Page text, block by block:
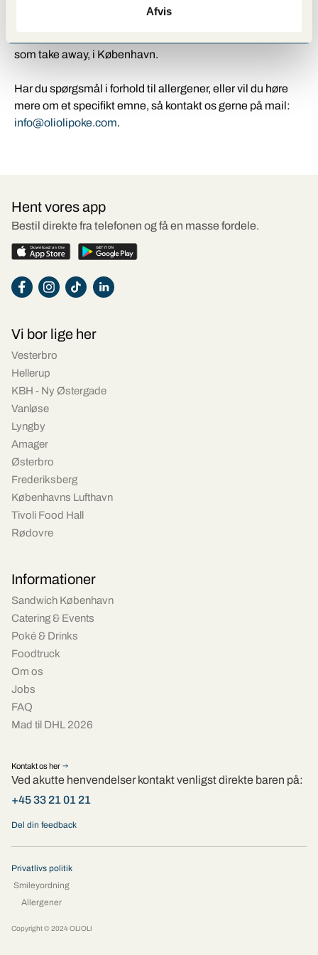
Afvis
som take away, i København.
Har du spørgsmål i forhold til allergener, eller vil du høre
mere om et specifikt emne, så kontakt os gerne på mail:
info@oliolipoke.com.
Hent vores app
Bestil direkte fra telefonen og få en masse fordele.
Vi bor lige her
Vesterbro
Hellerup
KBH - Ny Østergade
Vanløse
Lyngby
Amager
Østerbro
Frederiksberg
Københavns Lufthavn
Tivoli Food Hall
Rødovre
Informationer
Sandwich København
Catering & Events
Poké & Drinks
Foodtruck
Om os
Jobs
FAQ
Mad til DHL 2026
Kontakt os her
Ved akutte henvendelser kontakt venligst direkte baren på:
+45 33 21 01 21
Del din feedback
Privatlivs politik
Smileyordning
Allergener
Copyright © 2024 OLIOLI